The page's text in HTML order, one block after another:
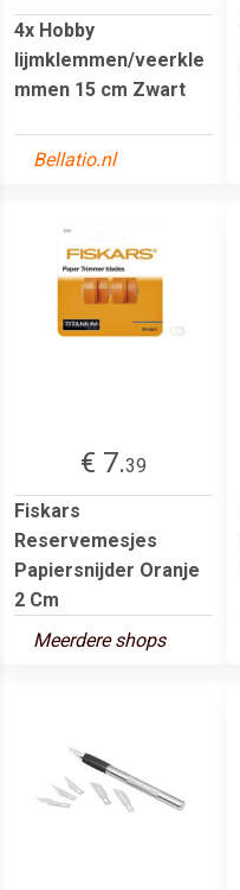
4x Hobby
lijmklemmen/veerkle
mmen 15 cm Zwart
Bellatio.nl
€ 7.39
Fiskars
Reservemesjes
Papiersnijder Oranje
2 Cm
Meerdere shops